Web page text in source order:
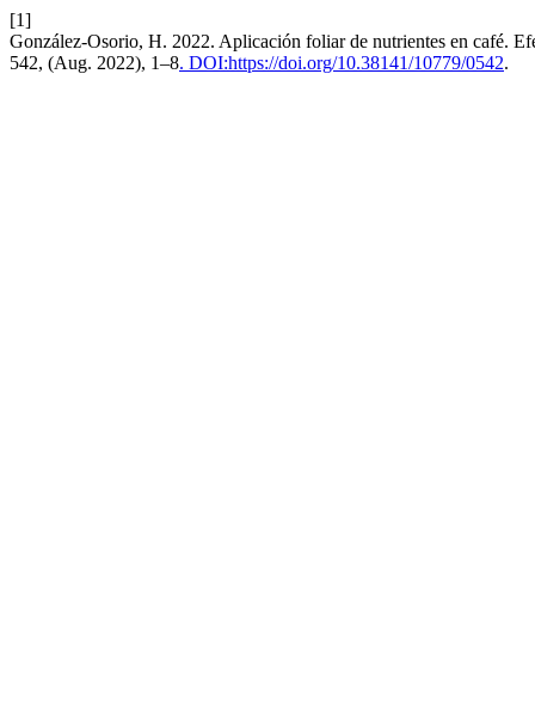
[1]
González-Osorio, H. 2022. Aplicación foliar de nutrientes en café.
542, (Aug. 2022), 1–8. DOI:https://doi.org/10.38141/10779/0542.